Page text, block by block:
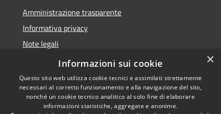
Amministrazione trasparente
Informativa privacy
Note legali
Dichiarazione di accessibilità
Copyright © 2026 • Comune di
×
Informazioni sui cookie
Questo sito web utilizza cookie tecnici e assimilati strettamente
necessari al corretto funzionamento e alla navigazione del sito,
nonché un cookie tecnico analitico al solo fine di elaborare
informazioni statistiche, aggregate e anonime.